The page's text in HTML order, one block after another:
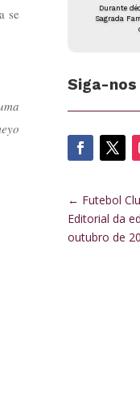
se
Durante
Sagrada
Siga-nos
← Futebol
Editorial da
outubro de